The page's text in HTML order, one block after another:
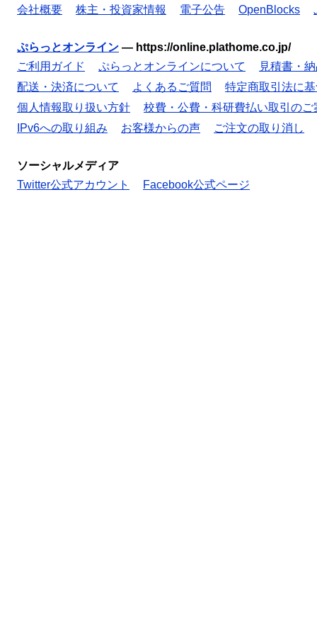
会社概要 株主・投資家情報 電子公告 OpenBlocks
ぷらっとオンライン — https://online.plathome.co.jp/
ご利用ガイド
ぷらっとオンラインについて
見積書・
配送・決済について
よくあるご質問
特定商取引法に
個人情報取り扱い方針
校費・公費・科研費払い取引のご
IPv6への取り組み
お客様からの声 ご注文の取り消し
ソーシャルメディア
Twitter公式アカウント
Facebook公式ページ